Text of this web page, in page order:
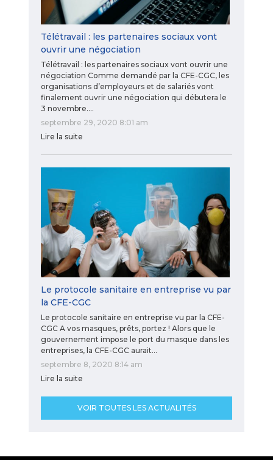
Télétravail : les partenaires sociaux vont
ouvrir une négociation
Télétravail : les partenaires sociaux vont ouvrir une
négociation Comme demandé par la CFE-CGC, les
organisations d’employeurs et de salariés vont
finalement ouvrir une négociation qui débutera le
3 novembre.…
septembre 29, 2020 8:01 am
Lire la suite
Le protocole sanitaire en entreprise vu par
la CFE-CGC
Le protocole sanitaire en entreprise vu par la CFE-
CGC A vos masques, prêts, portez ! Alors que le
gouvernement impose le port du masque dans les
entreprises, la CFE-CGC aurait…
septembre 8, 2020 8:14 am
Lire la suite
VOIR TOUTES LES ACTUALITÉS